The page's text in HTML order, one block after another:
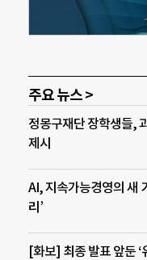
주요 뉴스 >
정몽구재단 장학생들,
제시
AI, 지속가능경영의 새
리’
[화보] 최종 발표 앞둔